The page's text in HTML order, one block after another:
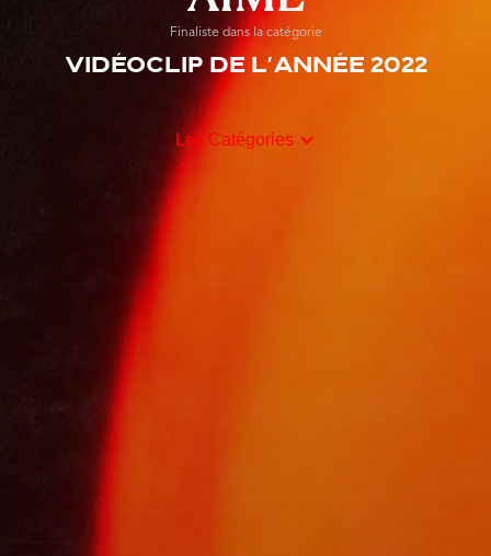
Finaliste dans la catégorie
Vidéoclip de l'année 2022
Les Catégories